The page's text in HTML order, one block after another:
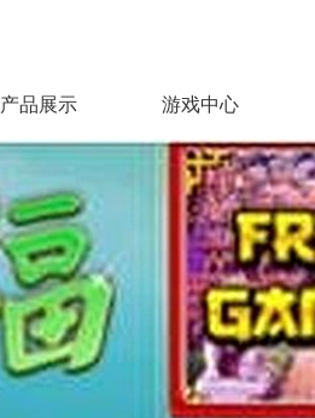
产品展示 游戏中心